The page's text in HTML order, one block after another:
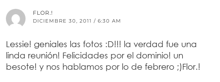
FLOR.!
DICIEMBRE 30, 2011 / 6:30 AM
Lessie! geniales las fotos :D!!! la verdad fue una
linda reunión! Felicidades por el dominio! un
besote! y nos hablamos por lo de febrero ;)Flor.!